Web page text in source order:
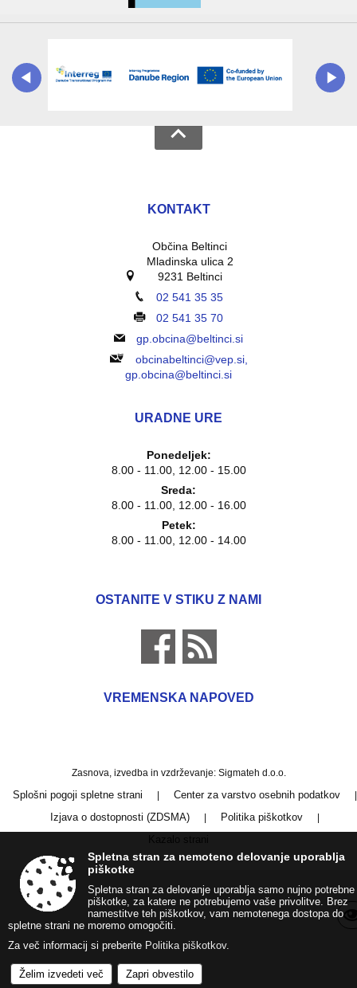
KONTAKT
Občina Beltinci
Mladinska ulica 2
9231 Beltinci
02 541 35 35
02 541 35 70
gp.obcina@beltinci.si
obcinabeltinci@vep.si,
gp.obcina@beltinci.si
URADNE URE
Ponedeljek:
8.00 - 11.00, 12.00 - 15.00
Sreda:
8.00 - 11.00, 12.00 - 16.00
Petek:
8.00 - 11.00, 12.00 - 14.00
OSTANITE V STIKU Z NAMI
VREMENSKA NAPOVED
Zasnova, izvedba in vzdrževanje: Sigmateh d.o.o.
Splošni pogoji spletne strani Center za varstvo osebnih podatkov
Izjava o dostopnosti (ZDSMA) Politika piškotkov
Spletna stran za nemoteno delovanje uporablja
piškotke
Spletna stran za delovanje uporablja samo nujno potrebne
piškotke, za katere ne potrebujemo vaše privolitve. Brez
namestitve teh piškotkov, vam nemotenega dostopa do
spletne strani ne moremo omogočiti.
Za več informacij si preberite Politika piškotkov.
Želim izvedeti več Zapri obvestilo